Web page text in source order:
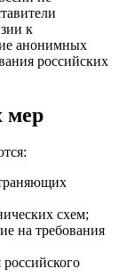
к
анонимных
российских
мер
схем;
на требования